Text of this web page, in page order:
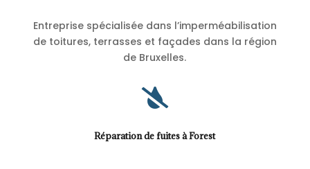
Entreprise spécialisée dans l’imperméabilisation
de toitures, terrasses et façades dans la région
de Bruxelles.

Réparation de fuites à Forest